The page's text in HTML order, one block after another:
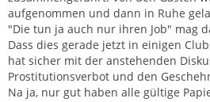
aufgenommen und dann in Ruhe
"Die tun ja auch nur ihren Job" mag
Dass dies gerade jetzt in einigen
hat sicher mit der anstehenden
Prostitutionsverbot und den
Na ja, nur gut haben alle gültige